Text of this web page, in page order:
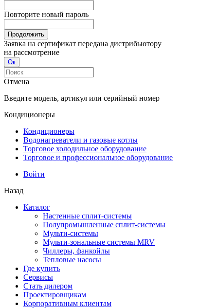
Повторите новый пароль
Продолжить
Заявка на сертификат передана дистрибьютору
на рассмотрение
Ок
Отмена
Введите модель, артикул или серийный номер
Кондиционеры
Кондиционеры
Водонагреватели и газовые котлы
Торговое холодильное оборудование
Торговое и профессиональное оборудование
Войти
Назад
Каталог
Настенные сплит-системы
Полупромышленные сплит-системы
Мульти-системы
Мульти-зональные системы MRV
Чиллеры, фанкойлы
Тепловые насосы
Где купить
Сервисы
Стать дилером
Проектировщикам
Корпоративным клиентам